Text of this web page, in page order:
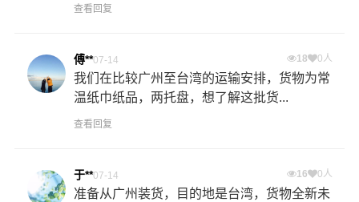
查看回复
傅**07-14 18 0人
我们在比较广州至台湾的运输安排，货物为常
温纸巾纸品，两托盘，想了解这批货...
查看回复
于**07-14 16 0人
准备从广州装货，目的地是台湾，货物全新未